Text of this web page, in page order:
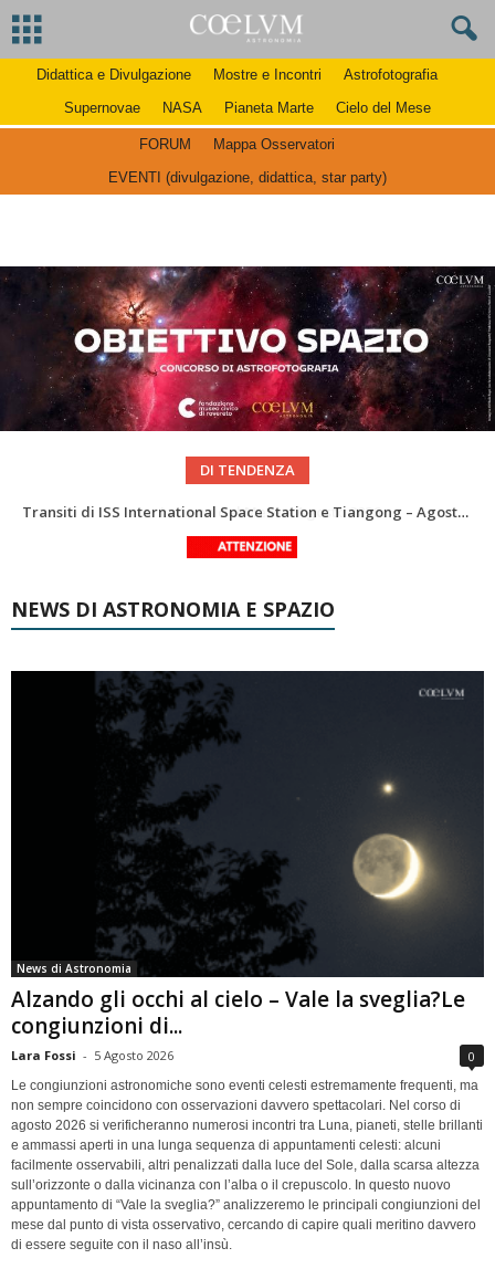
Didattica e Divulgazione Mostre e Incontri
Astrofotografia
Supernovae
NASA Pianeta Marte Cielo del Mese
FORUM
Mappa Osservatori
EVENTI (divulgazione, didattica, star party)
DI TENDENZA
La Luna del Mese – Agosto 2026
Le costellazioni di Agosto 2026: Delfino
NEWS DI ASTRONOMIA E SPAZIO
News di Astronomia
Alzando gli occhi al cielo – Vale la sveglia?Le
congiunzioni di...
Lara Fossi - 5 Agosto 2026 0
Le congiunzioni astronomiche sono eventi celesti estremamente frequenti, ma
non sempre coincidono con osservazioni davvero spettacolari. Nel corso di
agosto 2026 si verificheranno numerosi incontri tra Luna, pianeti, stelle brillanti
e ammassi aperti in una lunga sequenza di appuntamenti celesti: alcuni
facilmente osservabili, altri penalizzati dalla luce del Sole, dalla scarsa altezza
sull’orizzonte o dalla vicinanza con l’alba o il crepuscolo. In questo nuovo
appuntamento di “Vale la sveglia?” analizzeremo le principali congiunzioni del
mese dal punto di vista osservativo, cercando di capire quali meritino davvero
di essere seguite con il naso all’insù.